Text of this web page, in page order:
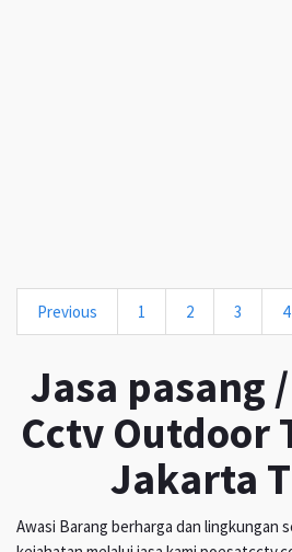
Previous 1 2 3 4
Jasa pasang
Cctv Outdoor
Jakarta
Awasi Barang berharga dan lingkungan